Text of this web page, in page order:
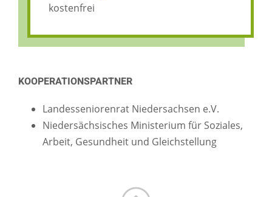
kostenfrei
KOOPERATIONSPARTNER
Landesseniorenrat Niedersachsen e.V.
Niedersächsisches Ministerium für Soziales,
Arbeit, Gesundheit und Gleichstellung